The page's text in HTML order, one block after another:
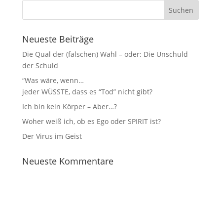
Neueste Beiträge
Die Qual der (falschen) Wahl – oder: Die Unschuld
der Schuld
“Was wäre, wenn…
jeder WÜSSTE, dass es “Tod” nicht gibt?
Ich bin kein Körper – Aber…?
Woher weiß ich, ob es Ego oder SPIRIT ist?
Der Virus im Geist
Neueste Kommentare